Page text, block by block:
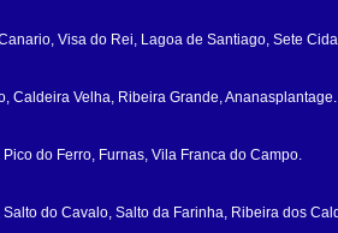
Visa do Rei, Lagoa de Santiago, Sete
Caldeira Velha, Ribeira Grande, Ananasplantage.
do Ferro, Furnas, Vila Franca do Campo.
do Cavalo, Salto da Farinha, Ribeira dos